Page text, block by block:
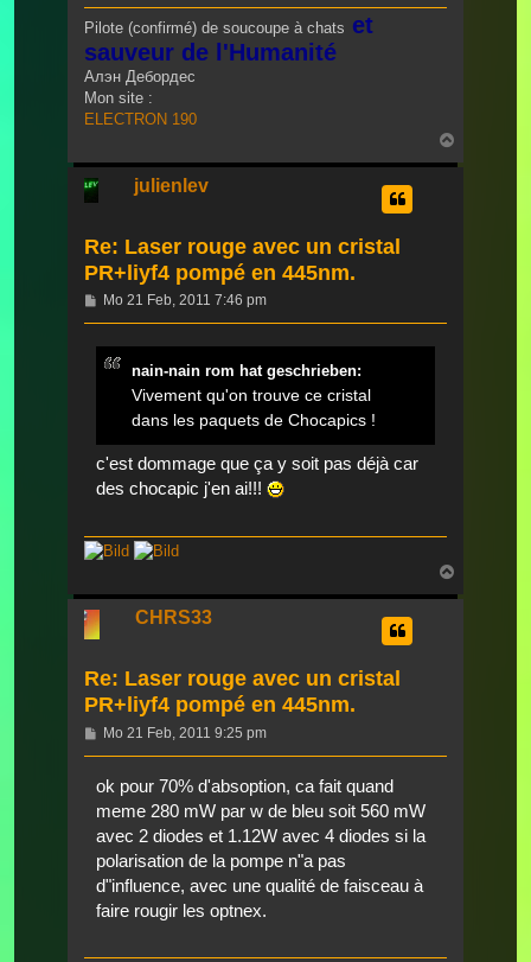
Pilote (confirmé) de soucoupe à chats et
sauveur de l'Humanité
Алэн Дебордес
Mon site :
ELECTRON 190
oben
julienlev
Re: Laser rouge avec un cristal
PR+liyf4 pompé en 445nm.
Beitrag
Mo 21 Feb, 2011 7:46 pm
nain-nain rom hat geschrieben:
Vivement qu'on trouve ce cristal
dans les paquets de Chocapics !
c'est dommage que ça y soit pas déjà car
des chocapic j'en ai!!!
CHRS33
Re: Laser rouge avec un cristal
PR+liyf4 pompé en 445nm.
Beitrag
Mo 21 Feb, 2011 9:25 pm
ok pour 70% d'absoption, ca fait quand
meme 280 mW par w de bleu soit 560 mW
avec 2 diodes et 1.12W avec 4 diodes si la
polarisation de la pompe n"a pas
d"influence, avec une qualité de faisceau à
faire rougir les optnex.